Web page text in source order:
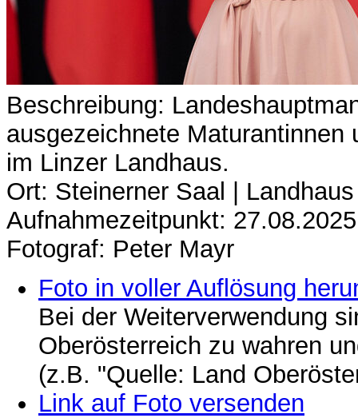
Beschreibung:
ausgezeichnete Maturantinnen
im Linzer Landhaus.
Ort: Steinerner Saal |
Aufnahmezeitpunkt: 27.08.2025
Fotograf: Peter Mayr
Foto in voller Auflösung
Bei der Weiterverwendung
Oberösterreich zu wahren
(z.B. "Quelle: Land
Link auf Foto versenden